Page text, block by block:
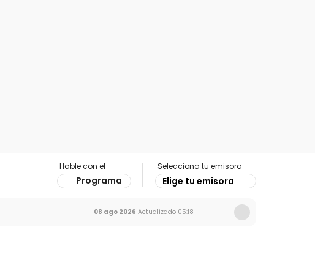
Hable con el
Programa
Selecciona tu emisora
Elige tu emisora
08 ago 2026 Actualizado 05:18